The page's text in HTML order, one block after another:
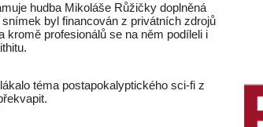
hudba Mikoláše Růžičky doplněná
byl financován z privátních zdrojů
profesionálů se na něm podíleli i
téma postapokalyptického sci-fi z